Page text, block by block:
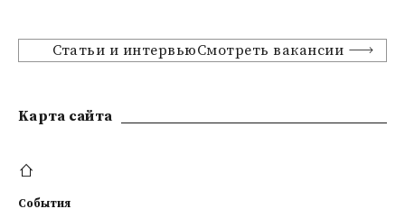
Статьи и интервьюСмотреть вакансии
Kарта сайта
События